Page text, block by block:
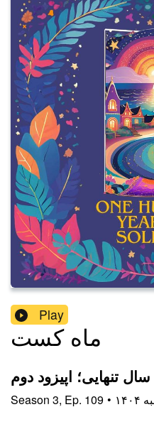
Play
ماه کست
تنهایی؛ اپیزود دوم
Season 3, Ep. 109 •